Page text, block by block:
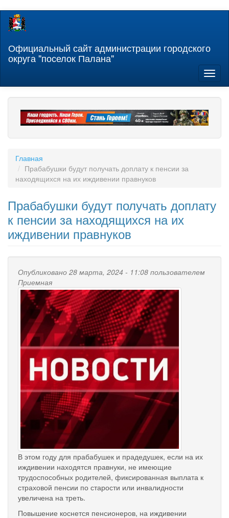
Перейти
содержанию
Официальный сайт администрации городского
округа "поселок Палана"
Главная
Прабабушки будут получать доплату к пенсии за
находящихся на их иждивении правнуков
Прабабушки будут получать доплату
к пенсии за находящихся на их
иждивении правнуков
Опубликовано 28 марта, 2024 - 11:08 пользователем
Приемная
В этом году для прабабушек и прадедушек, если на их
иждивении находятся правнуки, не имеющие
трудоспособных родителей, фиксированная выплата к
страховой пенсии по старости или инвалидности
увеличена на треть.
Повышение коснется пенсионеров, на иждивении